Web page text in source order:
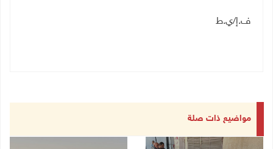
ف.إ/ي.ط
مواضيع ذات صلة